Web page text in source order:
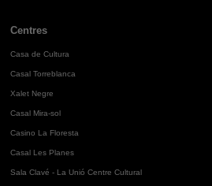
Centres
Casa de Cultura
Casal Torreblanca
Xalet Negre
Casal Mira-sol
Casino La Floresta
Casal Les Planes
Sala Clavé - La Unió Centre Cultural